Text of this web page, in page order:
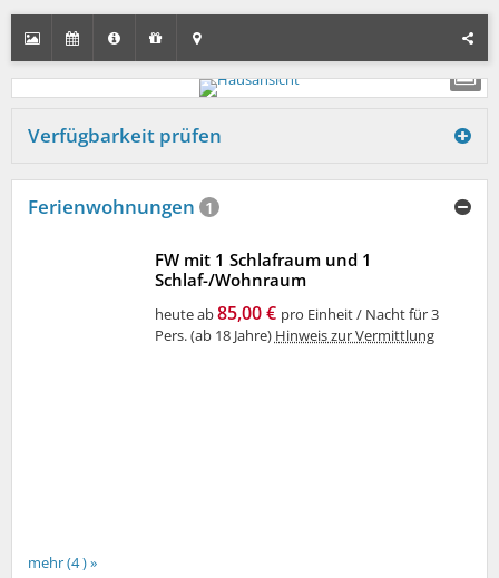
Verfügbarkeit prüfen
Ferienwohnungen 1
mehr (4 ) »
FW mit 1 Schlafraum und 1
Schlaf-/Wohnraum
heute ab85,00 € pro Einheit / Nacht für 3
Pers. (ab 18 Jahre) Hinweis zur Vermittlung